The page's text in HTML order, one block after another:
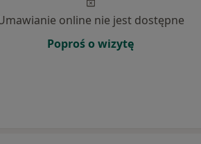
online nie jest dostępne
Poproś o wizytę